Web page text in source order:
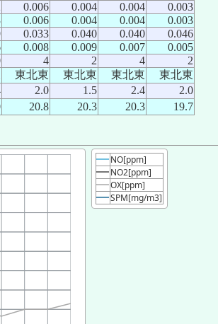
0.006 0.004 0.004
0.003
0.006 0.004 0.004
0.003
0.033 0.040 0.040
0.046
0.008 0.009 0.007
0.005
4 2 4
2
東北東 東北東 東北東
東北東
2.0 1.5 2.4
2.0
20.8 20.3 20.3
19.7
NO[ppm]
NO2[ppm]
OX[ppm]
SPM[mg/m3]